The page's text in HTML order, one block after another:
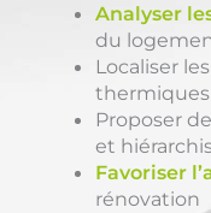
Analyser
du
Localiser
thermiques
Proposer
et
Favoriser
rénovation